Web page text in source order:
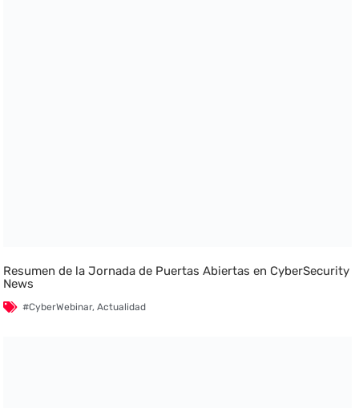
Resumen de la Jornada de Puertas Abiertas en CyberSecurity
News
#CyberWebinar,Actualidad